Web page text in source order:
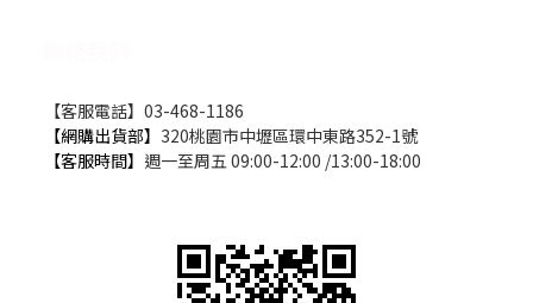
【客服電話】03-468-1186
【網購出貨部】 320桃園市中壢區環中東路352-1號
【客服時間】 週一至周五 09:00-12:00 /13:00-18:00